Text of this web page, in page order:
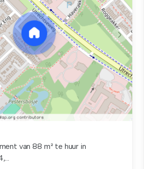
van 88 m² te huur in